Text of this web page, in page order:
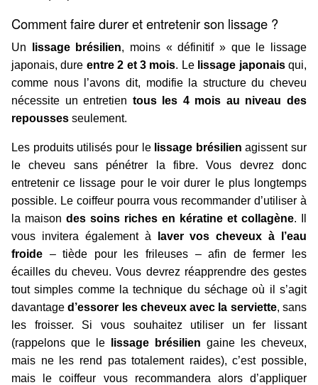
Comment faire durer et entretenir son lissage ?
Un lissage brésilien, moins « définitif » que le lissage
japonais, dure entre 2 et 3 mois. Le lissage japonaisqui,
comme nous l’avons dit, modifie la structure du cheveu
nécessite un entretien tous les 4 mois au niveau des
repousses seulement.
Les produits utilisés pour le lissage brésilien agissent sur
le cheveu sans pénétrer la fibre. Vous devrez donc
entretenir ce lissage pour le voir durer le plus longtemps
possible. Le coiffeur pourra vous recommander d’utiliser à
la maison des soins riches en kératine et collagène. Il
vous invitera également à
laver vos cheveux à l’eau
froide – tiède pour les frileuses – afin de fermer les
écailles du cheveu. Vous devrez réapprendre des gestes
tout simples comme la technique du séchage où il s’agit
davantaged’essorer les cheveux avec la serviette, sans
les froisser. Si vous souhaitez utiliser un fer lissant
(rappelons que le
lissage brésilien gaine les cheveux,
mais ne les rend pas totalement raides), c’est possible,
mais le coiffeur vous recommandera alors d’appliquer